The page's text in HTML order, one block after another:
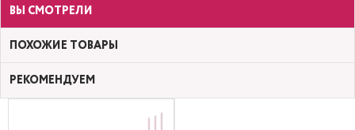
ВЫ СМОТРЕЛИ
ПОХОЖИЕ ТОВАРЫ
РЕКОМЕНДУЕМ